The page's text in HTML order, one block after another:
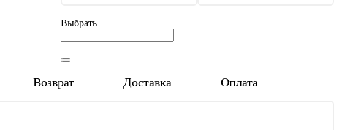
Выбрать
Возврат Доставка Оплата